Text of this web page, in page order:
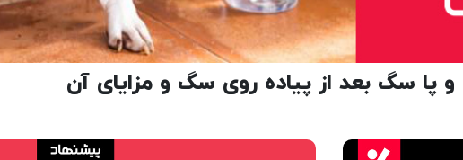
سگ بعد از پیاده روی سگ و مزایای آن